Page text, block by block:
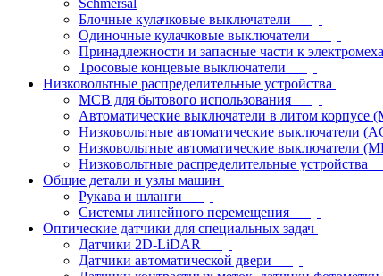
Schmersal
Блочные кулачковые выключатели
Одиночные кулачковые выключатели
Принадлежности и запасные части к
Тросовые концевые выключатели
Низковольтные распределительные устройства
MCB для бытового использования
Автоматические выключатели в литом корпусе
Низковольтные автоматические выключатели
Низковольтные автоматические выключатели
Низковольтные распределительные устройства
Общие детали и узлы машин
Рукава и шланги
Системы линейного перемещения
Оптические датчики для специальных задач
Датчики 2D-LiDAR
Датчики автоматической двери